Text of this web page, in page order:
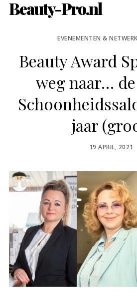
Beauty-Pro.nl
EVENEMENTEN &
Beauty Award
weg naar… de
jaar
POSTED
19 APRIL, 2021